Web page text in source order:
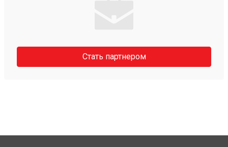
Стать партнером